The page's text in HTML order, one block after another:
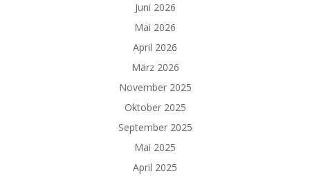
Juni 2026
Mai 2026
April 2026
März 2026
November 2025
Oktober 2025
September 2025
Mai 2025
April 2025